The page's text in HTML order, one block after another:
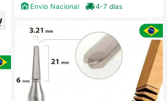
Envio Nacional
4-7 dias